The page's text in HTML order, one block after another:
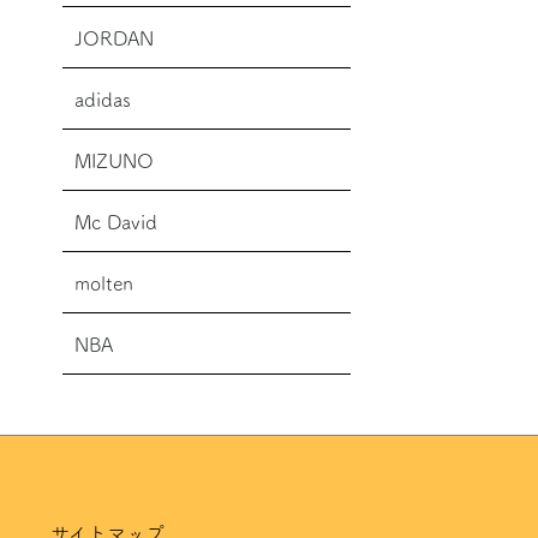
JORDAN
adidas
MIZUNO
Mc David
molten
NBA
サイトマップ